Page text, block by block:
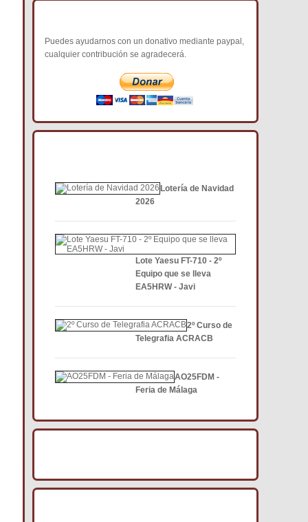
Puedes ayudarnos con un donativo mediante paypal,
cualquier contribución se agradecerá.
Lotería de Navidad
2026
Lote Yaesu FT-710 - 2º
Equipo que se lleva
EA5HRW - Javi
2º Curso de
Telegrafia ACRACB
AO25FDM -
Feria de Málaga